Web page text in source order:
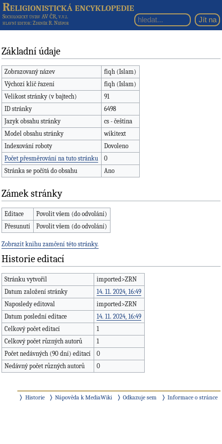
Religionistická encyklopedie
Sociologický ústav AV ČR, v.v.i.
hlavní editor: Zdeněk R. Nešpor
Základní údaje
Zobrazovaný název
fiqh (Islam)
Výchozí klíč řazení
fiqh (Islam)
Velikost stránky (v bajtech)
91
ID stránky
6498
Jazyk obsahu stránky
cs - čeština
Model obsahu stránky
wikitext
Indexování roboty
Dovoleno
Počet přesměrování na tuto stránku
0
Stránka se počítá do obsahu
Ano
Zámek stránky
Editace
Povolit všem (do odvolání)
Přesunutí
Povolit všem (do odvolání)
Zobrazit knihu zamčení této stránky.
Historie editací
Stránku vytvořil
imported>ZRN
Datum založení stránky
14. 11. 2024, 16:49
Naposledy editoval
imported>ZRN
Datum poslední editace
14. 11. 2024, 16:49
Celkový počet editací
1
Celkový počet různých autorů
1
Počet nedávných (90 dní) editací
0
Nedávný počet různých autorů
0
Historie Nápověda k MediaWiki Odkazuje sem Informace o stránce